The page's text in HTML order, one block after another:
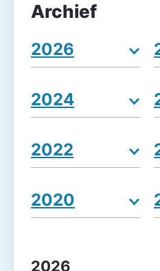
Archief
2026
2024
2022
2020
2026